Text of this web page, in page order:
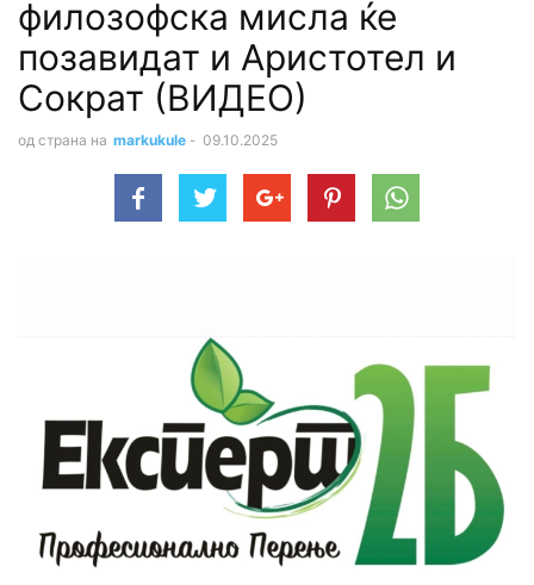
филозофска мисла ќе
позавидат и Аристотел и
Сократ (ВИДЕО)
од страна на markukule - 09.10.2025